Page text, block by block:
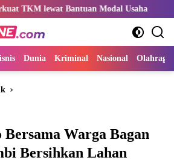
Bantuan Modal Usaha
Dunia Kriminal Nasional Olahraga
Warga Bagan
Bersihkan Lahan